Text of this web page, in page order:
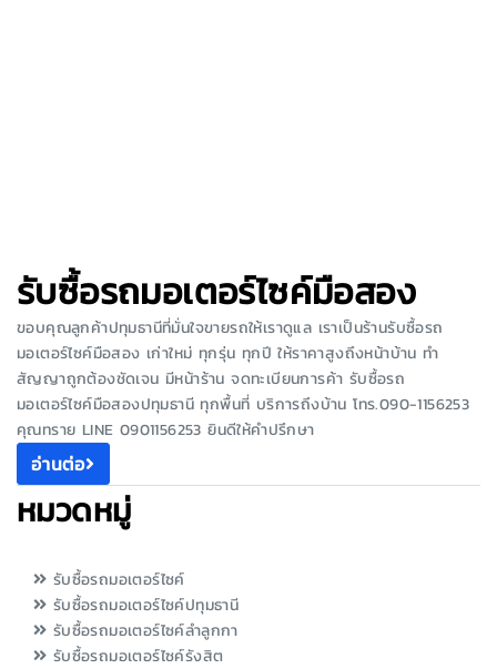
รับซื้อรถมอเตอร์ไซค์มือสอง
ขอบคุณลูกค้าปทุมธานีที่มั่นใจขายรถให้เราดูแล เราเป็นร้านรับซื้อรถ
มอเตอร์ไซค์มือสอง เก่าใหม่ ทุกรุ่น ทุกปี ให้ราคาสูงถึงหน้าบ้าน ทำ
สัญญาถูกต้องชัดเจน มีหน้าร้าน จดทะเบียนการค้า รับซื้อรถ
มอเตอร์ไซค์มือสองปทุมธานี ทุกพื้นที่ บริการถึงบ้าน โทร.090-1156253
คุณทราย LINE 0901156253 ยินดีให้คำปรึกษา
อ่านต่อ
หมวดหมู่
รับซื้อรถมอเตอร์ไซค์
รับซื้อรถมอเตอร์ไซค์ปทุมธานี
รับซื้อรถมอเตอร์ไซค์ลำลูกกา
รับซื้อรถมอเตอร์ไซค์รังสิต